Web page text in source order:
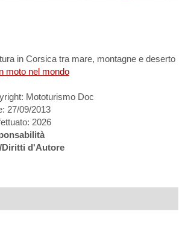
in Corsica tra mare, montagne e deserto
moto nel mondo
Mototurismo Doc
27/09/2013
2026
d'Autore